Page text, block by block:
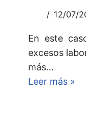
12/07/
En este
excesos
más…
Leer más »